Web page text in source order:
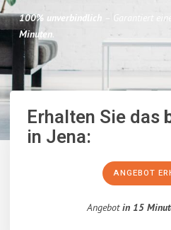
100% unverbindlich – Garantiert
Minuten.
Erhalten Sie das
in Jena:
ANGEBOT
Angebotin 15